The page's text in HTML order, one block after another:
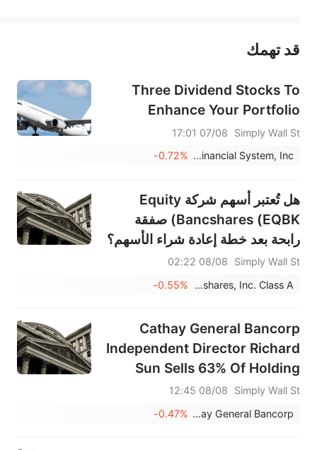
عند الضرورة، يرجى استشارة مستشار استثمار محترف. لا تقدم منصة سهم أي مشورة استثمارية، ولا تقدم أي التزامات أو ضمانات.
قد تهمك
Three Dividend Stocks To
Enhance Your Portfolio
Simply Wall St
07/08 17:01
Community Financial System, Inc.
-0.72%
هل تُعتبر أسهم شركة Equity
Bancshares (EQBK) صفقة
رابحة بعد خطة إعادة شراء الأسهم؟
Simply Wall St
08/08 02:22
Equity Bancshares, Inc. Class A
-0.55%
Cathay General Bancorp
Independent Director Richard
Sun Sells 63% Of Holding
Simply Wall St
08/08 12:45
Cathay General Bancorp
-0.47%